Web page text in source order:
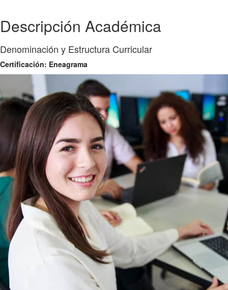
Descripción Académica
Denominación y Estructura Curricular
Certificación: Eneagrama